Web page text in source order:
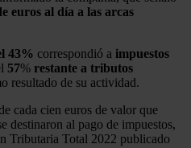
euros al día a las arcas
43% correspondió a impuestos
57% restante a tributos
resultado de su actividad.
cada cien euros de valor que
destinaron al pago de impuestos,
Tributaria Total 2022 publicado